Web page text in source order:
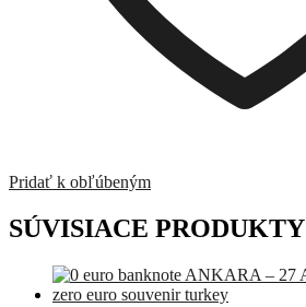
Pridať k obľúbeným
SÚVISIACE PRODUKTY